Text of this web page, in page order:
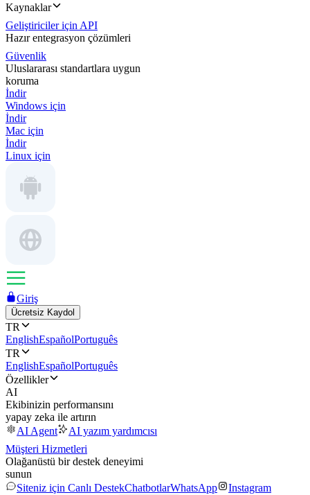
Kaynaklar
Geliştiriciler için API
Hazır entegrasyon çözümleri
Güvenlik
Uluslararası standartlara uygun
koruma
İndir
Windows için
İndir
Mac için
İndir
Linux için
Giriş
Ücretsiz Kaydol
TR
EnglishEspañolPortuguês
TR
EnglishEspañolPortuguês
Özellikler
AI
Ekibinizin performansını
yapay zeka ile artırın
AI Agent
AI yazım yardımcısı
Müşteri Hizmetleri
Olağanüstü bir destek deneyimi
sunun
Siteniz için Canlı DestekChatbotlarWhatsApp
Instagram